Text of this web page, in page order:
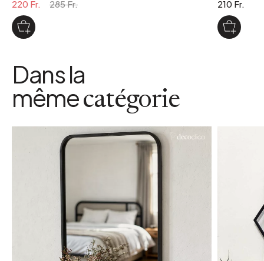
220 Fr. 285 Fr. 210 Fr.
Dans la
mêmecatégorie